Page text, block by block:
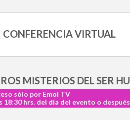
CONFERENCIA VIRTUAL
MISTERIOS DEL SER
sólo por Emol TV
hrs. del día del evento o después